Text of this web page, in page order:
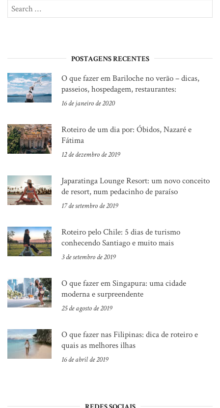
Search
for:
POSTAGENS RECENTES
O que fazer em Bariloche no verão – dicas,
passeios, hospedagem, restaurantes:
16 de janeiro de 2020
Roteiro de um dia por: Óbidos, Nazaré e
Fátima
12 de dezembro de 2019
Japaratinga Lounge Resort: um novo conceito
de resort, num pedacinho de paraíso
17 de setembro de 2019
Roteiro pelo Chile: 5 dias de turismo
conhecendo Santiago e muito mais
3 de setembro de 2019
O que fazer em Singapura: uma cidade
moderna e surpreendente
25 de agosto de 2019
O que fazer nas Filipinas: dica de roteiro e
quais as melhores ilhas
16 de abril de 2019